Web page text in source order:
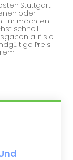
Stuttgart –
oder
Tür möchten
schnell
auf sie
Preis